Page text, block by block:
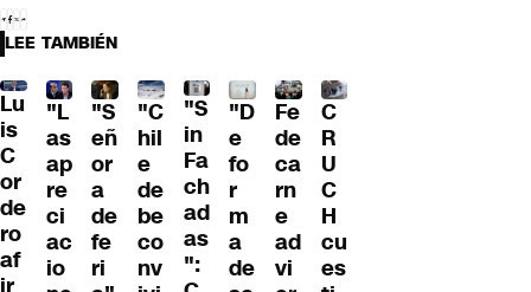
LEE TAMBIÉN
Lu
is
C
or
de
ro
af
"L
as
ap
re
ci
ac
io
"S
eñ
or
a
de
fe
ri
"C
hil
e
de
be
co
nv
"S
in
Fa
ch
ad
as
":
"D
e
fo
r
m
a
de
Fe
de
ca
rn
e
ad
vi
C
R
U
C
H
cu
es